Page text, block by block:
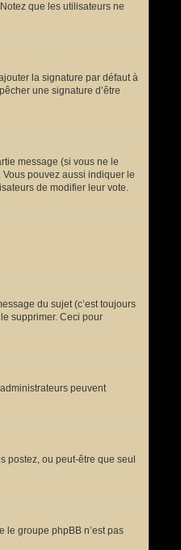
que les utilisateurs ne
la signature par défaut à
une signature d’être
message (si vous ne le
pouvez aussi indiquer le
de modifier leur vote.
du sujet (c’est toujours
supprimer. Ceci pour
peuvent
postez, ou peut-être que seul
le groupe phpBB n’est pas